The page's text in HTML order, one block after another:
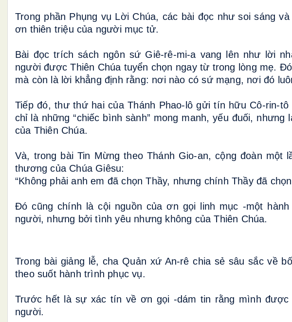
Trong phần Phụng vụ Lời Chúa, các bài đọc như soi sáng
ơn thiên triệu của người mục tử.
Bài đọc trích sách ngôn sứ Giê-rê-mi-a vang lên như lời
người được Thiên Chúa tuyển chọn ngay từ trong lòng mẹ.
mà còn là lời khẳng định rằng: nơi nào có sứ mạng, nơi đó
Tiếp đó, thư thứ hai của Thánh Phao-lô gửi tín hữu Cô-rin-
chỉ là những “chiếc bình sành” mong manh, yếu đuối,
của Thiên Chúa.
Và, trong bài Tin Mừng theo Thánh Gio-an, cộng đoàn một
thương của Chúa Giêsu:
“Không phải anh em đã chọn Thầy, nhưng chính Thầy đã
Đó cũng chính là cội nguồn của ơn gọi linh mục -một
người, nhưng bởi tình yêu nhưng không của Thiên Chúa.
Trong bài giảng lễ, cha Quản xứ An-rê chia sẻ sâu sắc về
theo suốt hành trình phục vụ.
Trước hết là sự xác tín về ơn gọi -dám tin rằng mình được
người.